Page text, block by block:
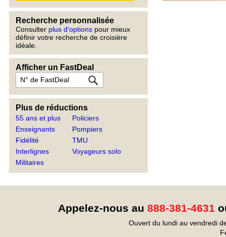
Recherche personnalisée
Consulter plus d'options pour mieux
définir votre recherche de croisière
idéale.
Afficher un FastDeal
Plus de réductions
55 ans et plus
Enseignants
Fidélité
Interlignes
Militaires
Policiers
Pompiers
TMU
Voyageurs solo
Appelez-nous au 888-381-4631
Ouvert du lundi au vendredi